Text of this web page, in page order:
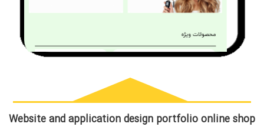
Website and application design portfolio online shop